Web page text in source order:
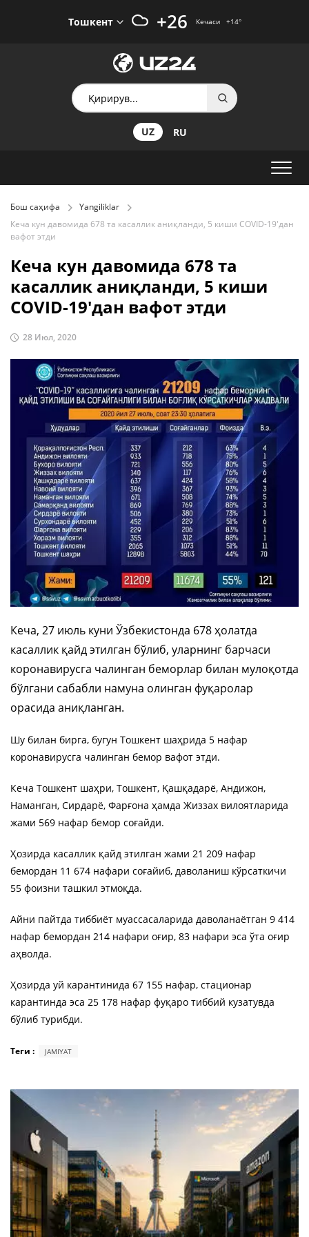
Тошкент +26 Кечаси +14°
UZ RU
Бош саҳифа
Yangiliklar
Кеча кун давомида 678 та касаллик аниқланди, 5 киши COVID-19'дан
вафот этди
Кеча кун давомида 678 та
касаллик аниқланди, 5 киши
COVID-19'дан вафот этди
28 Июл, 2020
Кеча, 27 июль куни Ўзбекистонда 678 ҳолатда
касаллик қайд этилган бўлиб, уларнинг барчаси
коронавирусга чалинган беморлар билан мулоқотда
бўлгани сабабли намуна олинган фуқаролар
орасида аниқланган.
Шу билан бирга, бугун Тошкент шаҳрида 5 нафар
коронавирусга чалинган бемор вафот этди.
Кеча Тошкент шаҳри, Тошкент, Қашқадарё, Андижон,
Наманган, Сирдарё, Фарғона ҳамда Жиззах вилоятларида
жами 569 нафар бемор соғайди.
Ҳозирда касаллик қайд этилган жами 21 209 нафар
бемордан 11 674 нафари соғайиб, даволаниш кўрсаткичи
55 фоизни ташкил этмоқда.
Айни пайтда тиббиёт муассасаларида даволанаётган 9 414
нафар бемордан 214 нафари оғир, 83 нафари эса ўта оғир
аҳволда.
Ҳозирда уй карантинида 67 155 нафар, стационар
карантинда эса 25 178 нафар фуқаро тиббий кузатувда
бўлиб турибди.
Теги : JAMIYAT